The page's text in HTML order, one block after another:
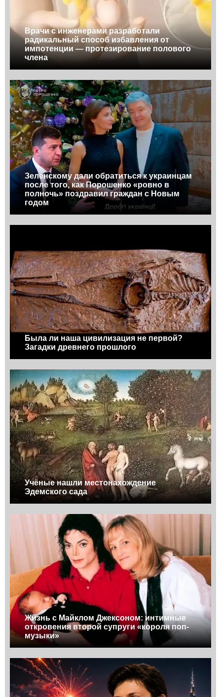
Врачи с инженерами разработали
радикальный способ избавления от
импотенции — протезирование полового
члена
Зеленскому дали обратиться к украинцам
после того, как Порошенко «ровно в
полночь» поздравил граждан с Новым
годом
Была ли наша цивилизация не первой?
Загадки древнего прошлого
Учёные нашли местонахождение
Эдемского сада
Жизнь с Майклом Джексоном: интимные
откровения второй супруги «короля поп-
музыки»